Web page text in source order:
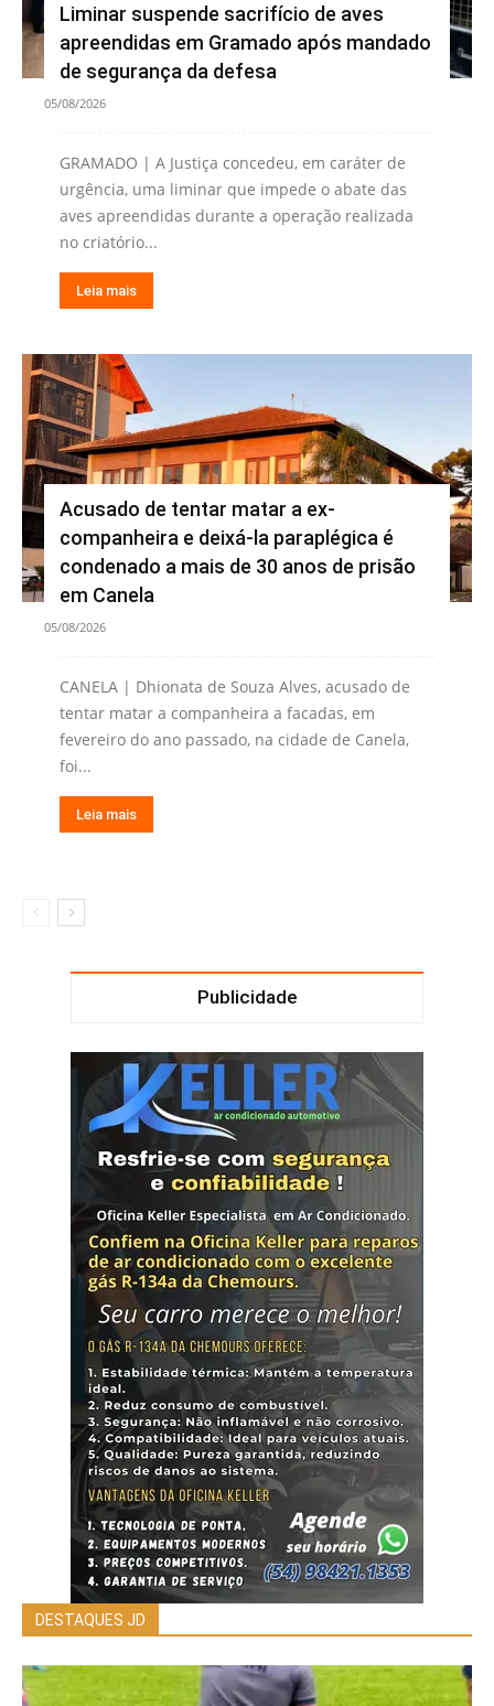
Liminar suspende sacrifício de aves
apreendidas em Gramado após mandado
de segurança da defesa
05/08/2026
GRAMADO | A Justiça concedeu, em caráter de
urgência, uma liminar que impede o abate das
aves apreendidas durante a operação realizada
no criatório...
Leia mais
Acusado de tentar matar a ex-
companheira e deixá-la paraplégica é
condenado a mais de 30 anos de prisão
em Canela
05/08/2026
CANELA | Dhionata de Souza Alves, acusado de
tentar matar a companheira a facadas, em
fevereiro do ano passado, na cidade de Canela,
foi...
Leia mais
Publicidade
DESTAQUES JD